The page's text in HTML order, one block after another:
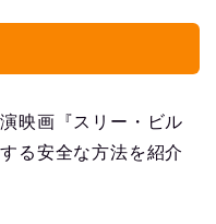
映画『スリー・ビル
る安全な方法を紹介